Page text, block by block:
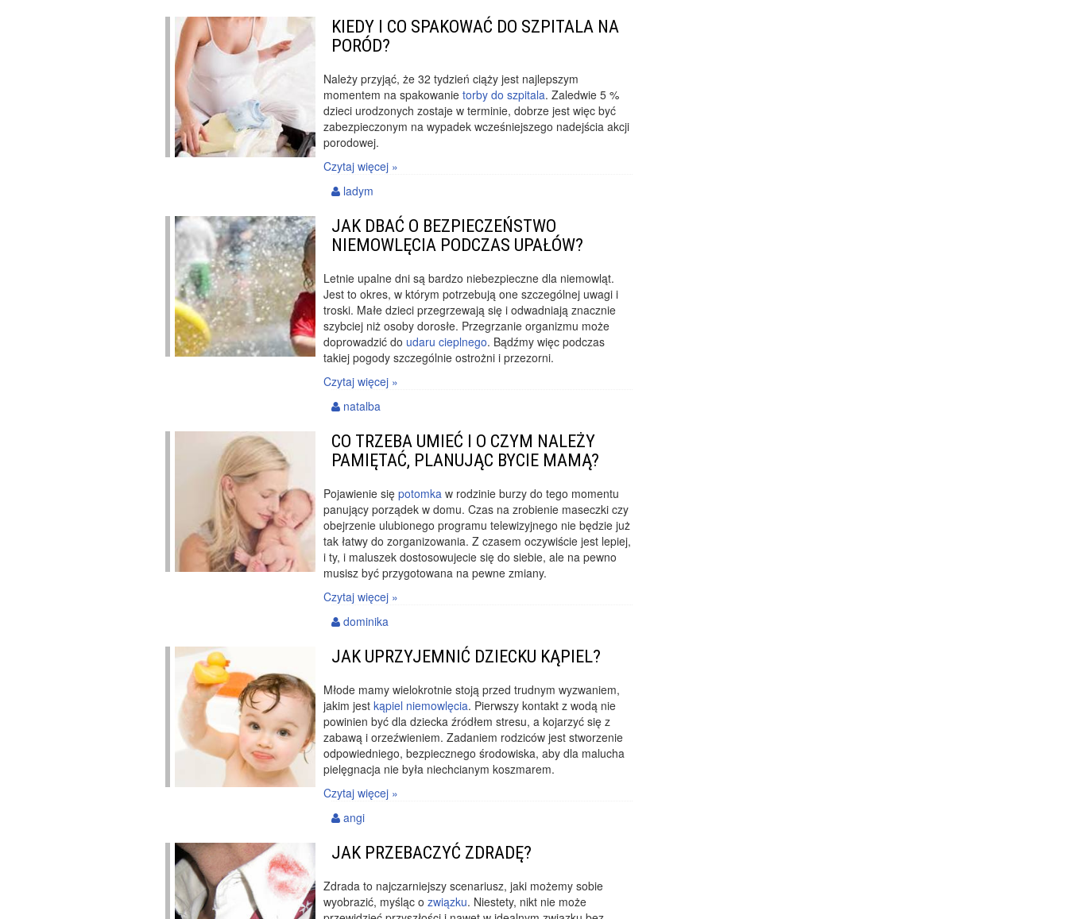
KIEDY I CO SPAKOWAĆ DO SZPITALA NA
PORÓD?
Należy przyjąć, że 32 tydzień ciąży jest najlepszym
momentem na spakowanietorby do szpitala. Zaledwie 5 %
dzieci urodzonych zostaje w terminie, dobrze jest więc być
zabezpieczonym na wypadek wcześniejszego nadejścia akcji
porodowej.
Czytaj więcej »
ladym
JAK DBAĆ O BEZPIECZEŃSTWO
NIEMOWLĘCIA PODCZAS UPAŁÓW?
Letnie upalne dni są bardzo niebezpieczne dla niemowląt.
Jest to okres, w którym potrzebują one szczególnej uwagi i
troski. Małe dzieci przegrzewają się i odwadniają znacznie
szybciej niż osoby dorosłe. Przegrzanie organizmu może
doprowadzić do udaru cieplnego. Bądźmy więc podczas
takiej pogody szczególnie ostrożni i przezorni.
Czytaj więcej »
natalba
CO TRZEBA UMIEĆ I O CZYM NALEŻY
PAMIĘTAĆ, PLANUJĄC BYCIE MAMĄ?
Pojawienie siępotomka w rodzinie burzy do tego momentu
panujący porządek w domu. Czas na zrobienie maseczki czy
obejrzenie ulubionego programu telewizyjnego nie będzie już
tak łatwy do zorganizowania. Z czasem oczywiście jest lepiej,
i ty, i maluszek dostosowujecie się do siebie, ale na pewno
musisz być przygotowana na pewne zmiany.
Czytaj więcej »
dominika
JAK UPRZYJEMNIĆ DZIECKU KĄPIEL?
Młode mamy wielokrotnie stoją przed trudnym wyzwaniem,
jakim jestkąpiel niemowlęcia. Pierwszy kontakt z wodą nie
powinien być dla dziecka źródłem stresu, a kojarzyć się z
zabawą i orzeźwieniem. Zadaniem rodziców jest stworzenie
odpowiedniego, bezpiecznego środowiska, aby dla malucha
pielęgnacja nie była niechcianym koszmarem.
Czytaj więcej »
angi
JAK PRZEBACZYĆ ZDRADĘ?
Zdrada to najczarniejszy scenariusz, jaki możemy sobie
wyobrazić, myśląc ozwiązku. Niestety, nikt nie może